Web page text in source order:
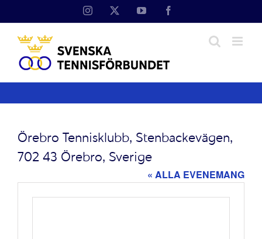
Instagram YouTube
Örebro Tennisklubb, Stenbackevägen,
702 43 Örebro, Sverige
« ALLA EVENEMANG